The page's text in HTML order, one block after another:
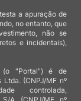
a apuração de
no entanto, que
não se
e incidentais),
(o "Portal") é de
(CNPJ/MF nº
controlada,